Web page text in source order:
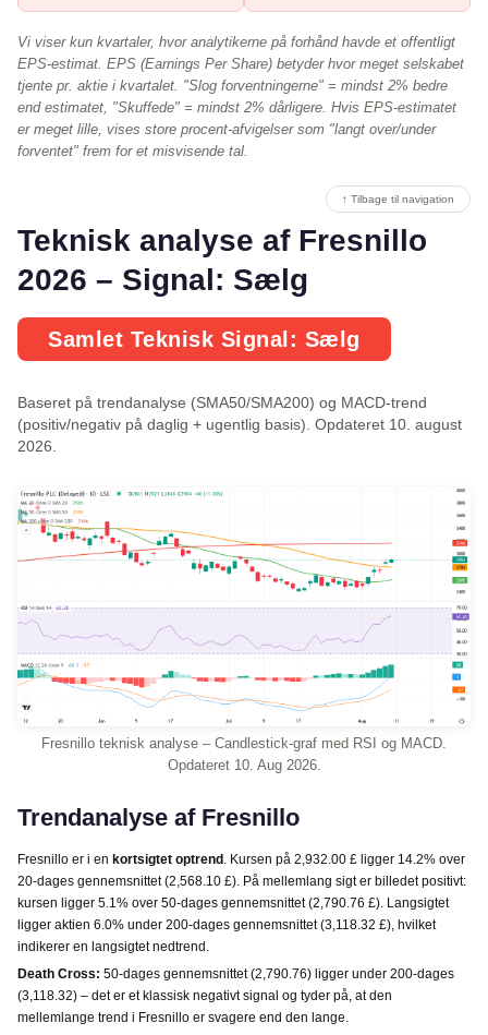
Vi viser kun kvartaler, hvor analytikerne på forhånd havde et offentligt
EPS-estimat. EPS (Earnings Per Share) betyder hvor meget selskabet
tjente pr. aktie i kvartalet. "Slog forventningerne" = mindst 2% bedre
end estimatet, "Skuffede" = mindst 2% dårligere. Hvis EPS-estimatet
er meget lille, vises store procent-afvigelser som "langt over/under
forventet" frem for et misvisende tal.
↑ Tilbage til navigation
Teknisk analyse af Fresnillo
2026 – Signal: Sælg
Samlet Teknisk Signal: Sælg
Baseret på trendanalyse (SMA50/SMA200) og MACD-trend
(positiv/negativ på daglig + ugentlig basis). Opdateret 10. august
2026.
Fresnillo teknisk analyse – Candlestick-graf med RSI og MACD.
Opdateret 10. Aug 2026.
Trendanalyse af Fresnillo
Fresnillo er i en kortsigtet optrend . Kursen på 2,932.00 £ ligger 14.2% over
20-dages gennemsnittet (2,568.10 £). På mellemlang sigt er billedet positivt:
kursen ligger 5.1% over 50-dages gennemsnittet (2,790.76 £). Langsigtet
ligger aktien 6.0% under 200-dages gennemsnittet (3,118.32 £), hvilket
indikerer en langsigtet nedtrend.
Death Cross: 50-dages gennemsnittet (2,790.76) ligger under 200-dages
(3,118.32) – det er et klassisk negativt signal og tyder på, at den
mellemlange trend i Fresnillo er svagere end den lange.